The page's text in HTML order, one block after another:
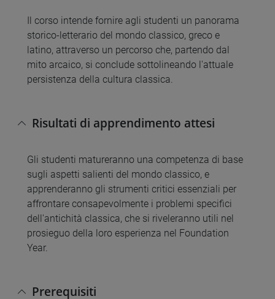
Il corso intende fornire agli studenti un panorama
storico-letterario del mondo classico, greco e
latino, attraverso un percorso che, partendo dal
mito arcaico, si conclude sottolineando l'attuale
persistenza della cultura classica.
Risultati di apprendimento attesi
Gli studenti matureranno una competenza di base
sugli aspetti salienti del mondo classico, e
apprenderanno gli strumenti critici essenziali per
affrontare consapevolmente i problemi specifici
dell'antichità classica, che si riveleranno utili nel
prosieguo della loro esperienza nel Foundation
Year.
Prerequisiti